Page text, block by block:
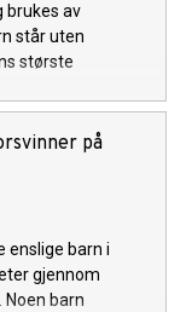
brukes av
står uten
største
på
enslige barn i
gjennom
barn